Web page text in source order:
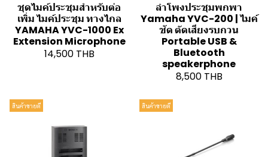
ชุดไมค์ประชุมสำหรับต่อ
เพิ่ม ไมค์ประชุม ทางไกล
YAMAHA YVC-1000 Ex
Extension Microphone
14,500 THB
ลำโพงประชุมพกพา
Yamaha YVC-200 | ไมค์
ชัด ตัดเสียงรบกวน
Portable USB &
Bluetooth
speakerphone
8,500 THB
สินค้าขายดี สินค้าขายดี